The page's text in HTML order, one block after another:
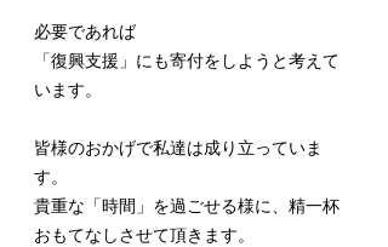
必要であれば
「復興支援」にも寄付をしようと考えて
います。
皆様のおかげで私達は成り立っていま
す。
貴重な「時間」を過ごせる様に、精一杯
おもてなしさせて頂きます。